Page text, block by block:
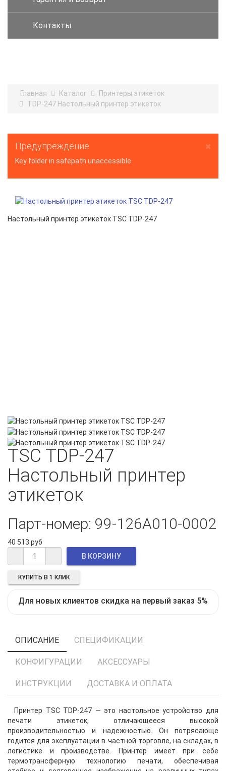
Контакты
Главная Каталог
Принтеры этикеток
TDP-247 Настольный принтер этикеток
×
Предупреждение
Key folder in safepath unaccessible
Настольный принтер этикеток TSC TDP-247
TSC TDP-247
Настольный принтер
этикеток
Парт-номер: 99-126A010-0002
40 513 руб
КУПИТЬ В 1 КЛИК
Для новых клиентов скидка на первый заказ 5%
ОПИСАНИЕ СПЕЦИФИКАЦИИ
КОНФИГУРАЦИИ АКСЕССУАРЫ
ИНСТРУКЦИИ ДОСТАВКА И ОПЛАТА
Принтер TSC TDP-247 — это настольное устройство для
печати этикеток, отличающееся высокой
производительностью и надежностью. Он потрясающе
годится для эксплуатации в частной торговле, на складах, в
логистике и производстве. Принтер имеет при себе
термотрансферную технологию печати, обеспечивая